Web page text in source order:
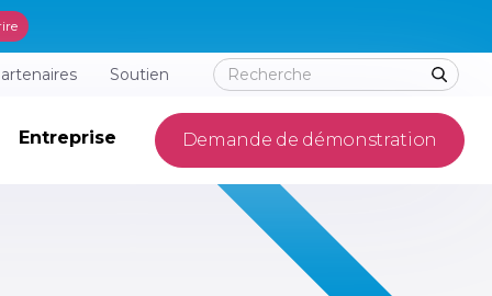
Soutien
Entreprise Demande de démonstration